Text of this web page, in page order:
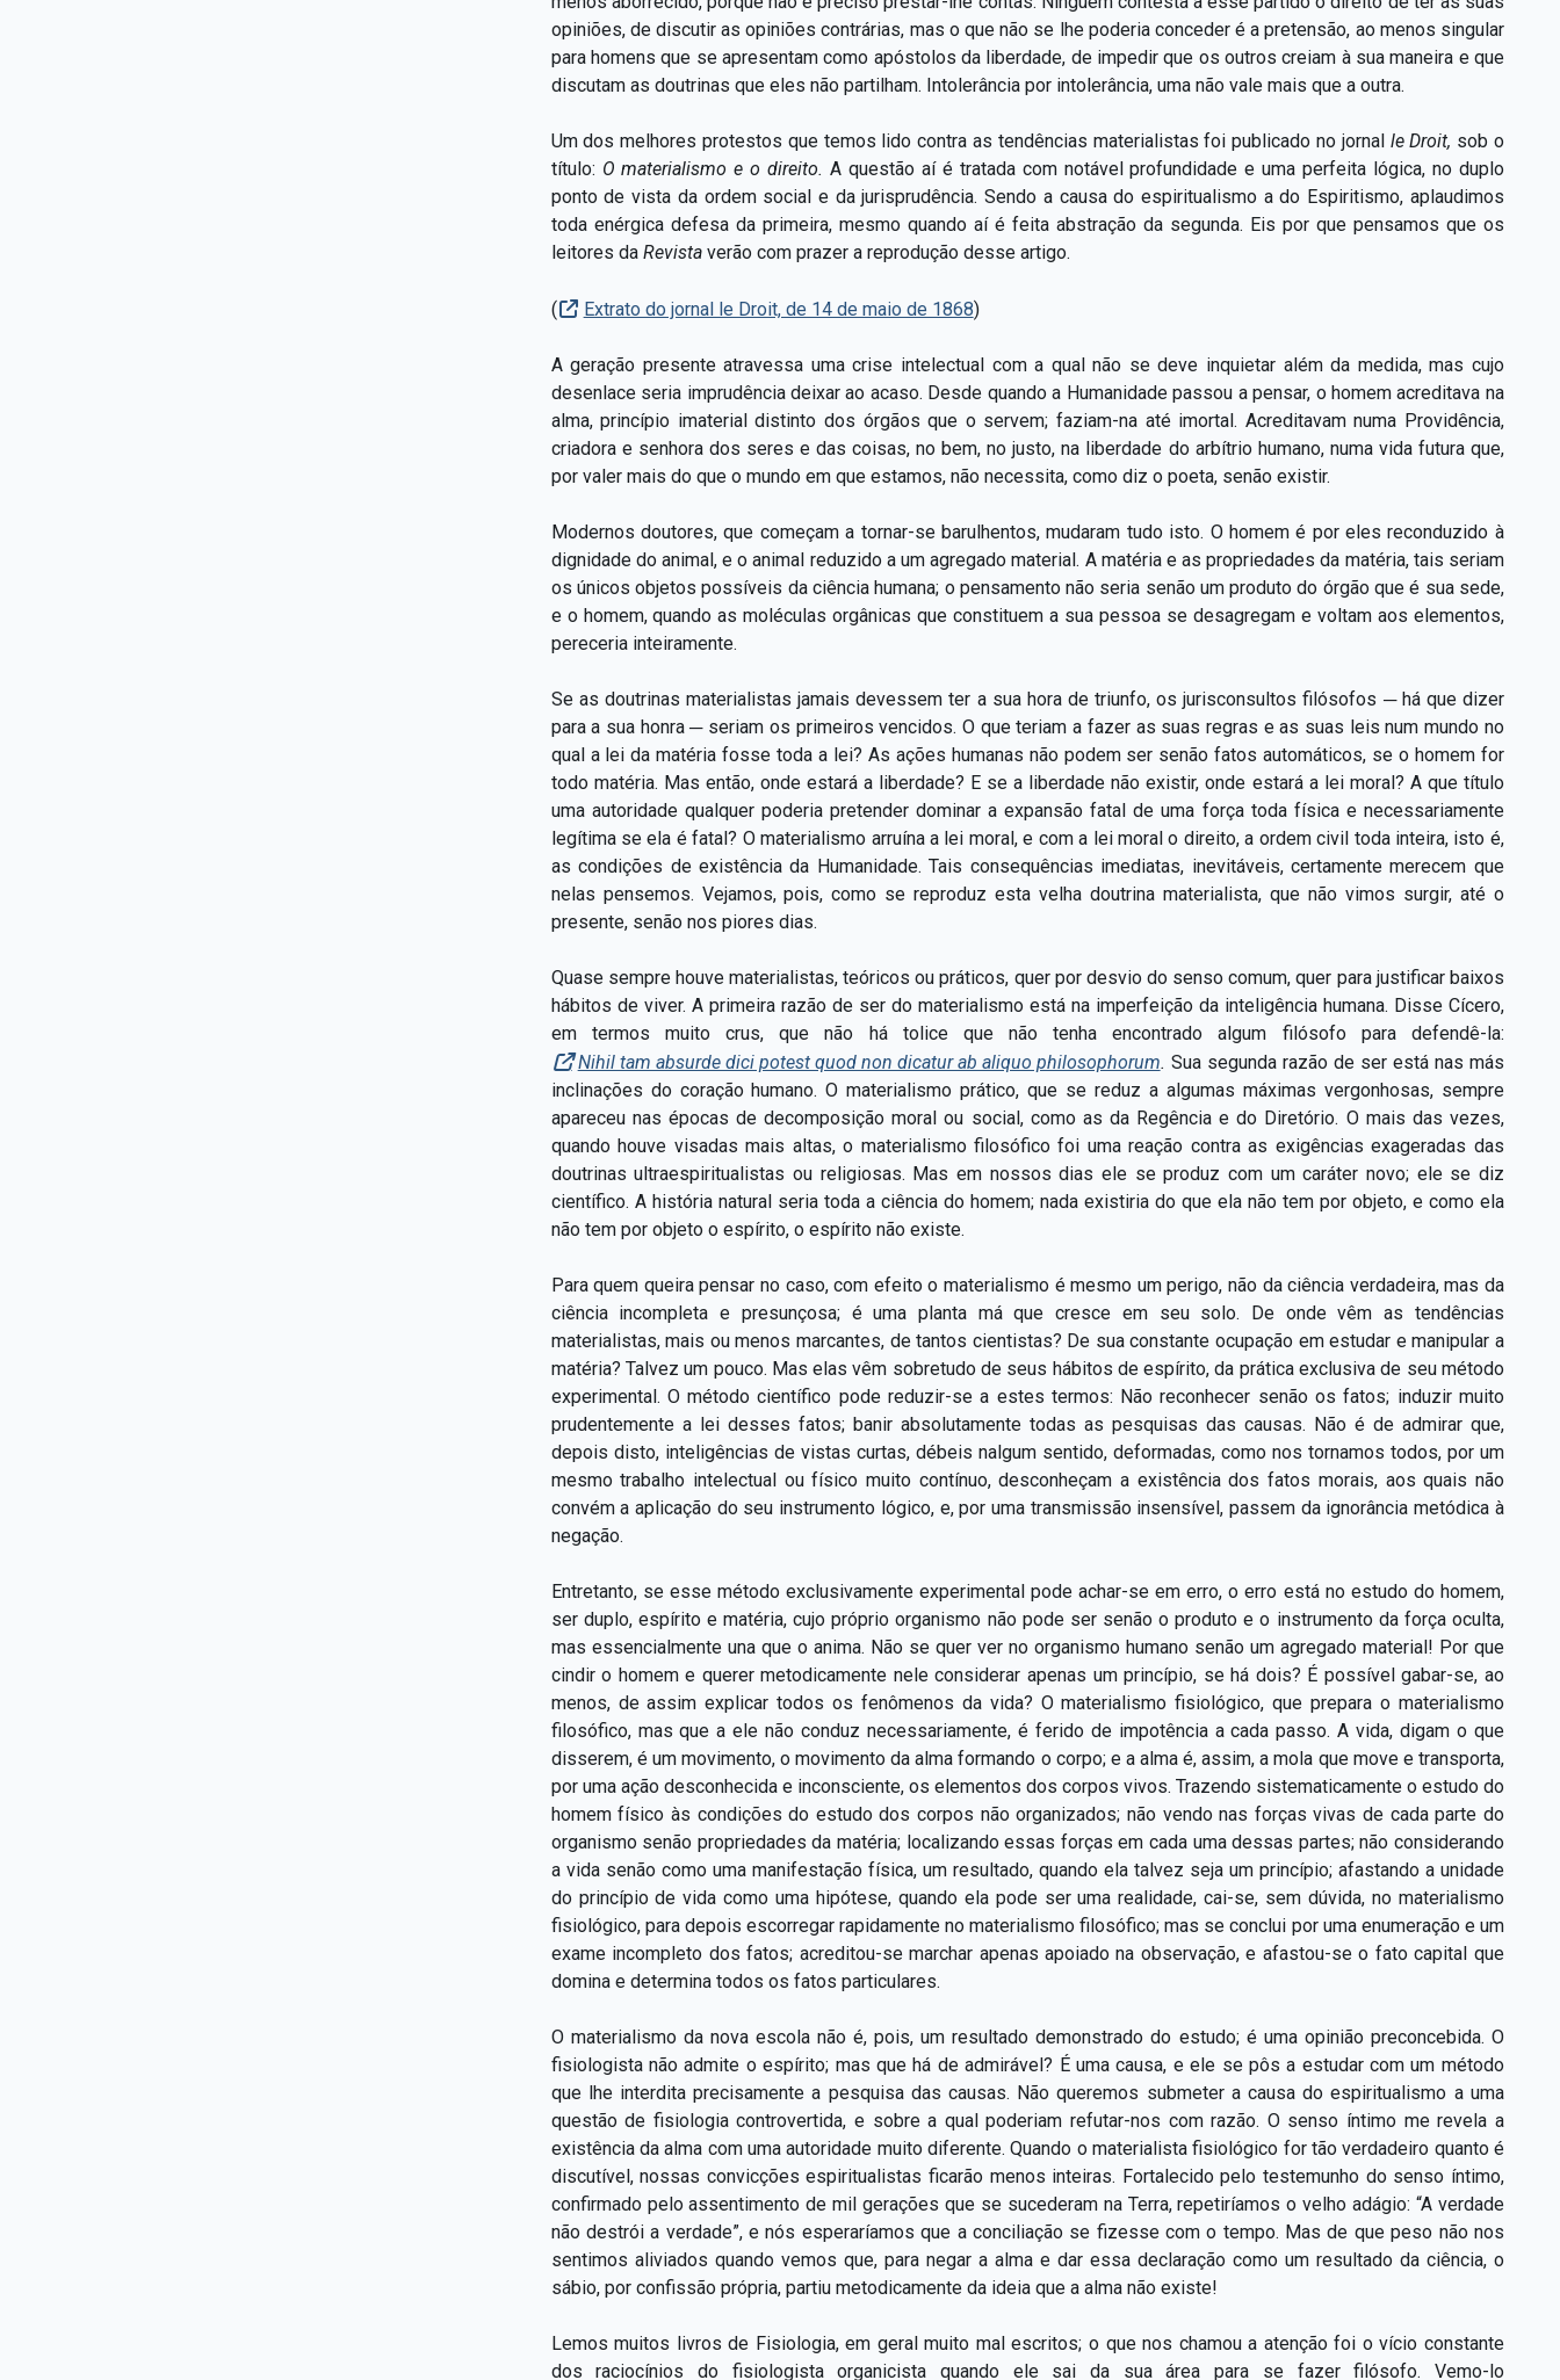
opiniões, de discutir as opiniões contrárias, mas o que não se lhe poderia conceder é a pretensão, ao menos singular
para homens que se apresentam como apóstolos da liberdade, de impedir que os outros creiam à sua maneira e que
discutam as doutrinas que eles não partilham. Intolerância por intolerância, uma não vale mais que a outra.
Um dos melhores protestos que temos lido contra as tendências materialistas foi publicado no jornal le Droit, sob o
título: O materialismo e o direito.A questão aí é tratada com notável profundidade e uma perfeita lógica, no duplo
ponto de vista da ordem social e da jurisprudência. Sendo a causa do espiritualismo a do Espiritismo, aplaudimos
toda enérgica defesa da primeira, mesmo quando aí é feita abstração da segunda. Eis por que pensamos que os
leitores da Revista verão com prazer a reprodução desse artigo.
( Extrato do jornal le Droit, de 14 de maio de 1868)
A geração presente atravessa uma crise intelectual com a qual não se deve inquietar além da medida, mas cujo
desenlace seria imprudência deixar ao acaso. Desde quando a Humanidade passou a pensar, o homem acreditava na
alma, princípio imaterial distinto dos órgãos que o servem; faziam-na até imortal. Acreditavam numa Providência,
criadora e senhora dos seres e das coisas, no bem, no justo, na liberdade do arbítrio humano, numa vida futura que,
por valer mais do que o mundo em que estamos, não necessita, como diz o poeta, senão existir.
Modernos doutores, que começam a tornar-se barulhentos, mudaram tudo isto. O homem é por eles reconduzido à
dignidade do animal, e o animal reduzido a um agregado material. A matéria e as propriedades da matéria, tais seriam
os únicos objetos possíveis da ciência humana; o pensamento não seria senão um produto do órgão que é sua sede,
e o homem, quando as moléculas orgânicas que constituem a sua pessoa se desagregam e voltam aos elementos,
pereceria inteiramente.
Se as doutrinas materialistas jamais devessem ter a sua hora de triunfo, os jurisconsultos filósofos ─ há que dizer
para a sua honra ─ seriam os primeiros vencidos. O que teriam a fazer as suas regras e as suas leis num mundo no
qual a lei da matéria fosse toda a lei? As ações humanas não podem ser senão fatos automáticos, se o homem for
todo matéria. Mas então, onde estará a liberdade? E se a liberdade não existir, onde estará a lei moral? A que título
uma autoridade qualquer poderia pretender dominar a expansão fatal de uma força toda física e necessariamente
legítima se ela é fatal? O materialismo arruína a lei moral, e com a lei moral o direito, a ordem civil toda inteira, isto é,
as condições de existência da Humanidade. Tais consequências imediatas, inevitáveis, certamente merecem que
nelas pensemos. Vejamos, pois, como se reproduz esta velha doutrina materialista, que não vimos surgir, até o
presente, senão nos piores dias.
Quase sempre houve materialistas, teóricos ou práticos, quer por desvio do senso comum, quer para justificar baixos
hábitos de viver. A primeira razão de ser do materialismo está na imperfeição da inteligência humana. Disse Cícero,
em termos muito crus, que não há tolice que não tenha encontrado algum filósofo para defendê-la:
Nihil tam absurde dici potest quod non dicatur ab aliquo philosophorum. Sua segunda razão de ser está nas más
inclinações do coração humano. O materialismo prático, que se reduz a algumas máximas vergonhosas, sempre
apareceu nas épocas de decomposição moral ou social, como as da Regência e do Diretório. O mais das vezes,
quando houve visadas mais altas, o materialismo filosófico foi uma reação contra as exigências exageradas das
doutrinas ultraespiritualistas ou religiosas. Mas em nossos dias ele se produz com um caráter novo; ele se diz
científico. A história natural seria toda a ciência do homem; nada existiria do que ela não tem por objeto, e como ela
não tem por objeto o espírito, o espírito não existe.
Para quem queira pensar no caso, com efeito o materialismo é mesmo um perigo, não da ciência verdadeira, mas da
ciência incompleta e presunçosa; é uma planta má que cresce em seu solo. De onde vêm as tendências
materialistas, mais ou menos marcantes, de tantos cientistas? De sua constante ocupação em estudar e manipular a
matéria? Talvez um pouco. Mas elas vêm sobretudo de seus hábitos de espírito, da prática exclusiva de seu método
experimental. O método científico pode reduzir-se a estes termos: Não reconhecer senão os fatos; induzir muito
prudentemente a lei desses fatos; banir absolutamente todas as pesquisas das causas. Não é de admirar que,
depois disto, inteligências de vistas curtas, débeis nalgum sentido, deformadas, como nos tornamos todos, por um
mesmo trabalho intelectual ou físico muito contínuo, desconheçam a existência dos fatos morais, aos quais não
convém a aplicação do seu instrumento lógico, e, por uma transmissão insensível, passem da ignorância metódica à
negação.
Entretanto, se esse método exclusivamente experimental pode achar-se em erro, o erro está no estudo do homem,
ser duplo, espírito e matéria, cujo próprio organismo não pode ser senão o produto e o instrumento da força oculta,
mas essencialmente una que o anima. Não se quer ver no organismo humano senão um agregado material! Por que
cindir o homem e querer metodicamente nele considerar apenas um princípio, se há dois? É possível gabar-se, ao
menos, de assim explicar todos os fenômenos da vida? O materialismo fisiológico, que prepara o materialismo
filosófico, mas que a ele não conduz necessariamente, é ferido de impotência a cada passo. A vida, digam o que
disserem, é um movimento, o movimento da alma formando o corpo; e a alma é, assim, a mola que move e transporta,
por uma ação desconhecida e inconsciente, os elementos dos corpos vivos. Trazendo sistematicamente o estudo do
homem físico às condições do estudo dos corpos não organizados; não vendo nas forças vivas de cada parte do
organismo senão propriedades da matéria; localizando essas forças em cada uma dessas partes; não considerando
a vida senão como uma manifestação física, um resultado, quando ela talvez seja um princípio; afastando a unidade
do princípio de vida como uma hipótese, quando ela pode ser uma realidade, cai-se, sem dúvida, no materialismo
fisiológico, para depois escorregar rapidamente no materialismo filosófico; mas se conclui por uma enumeração e um
exame incompleto dos fatos; acreditou-se marchar apenas apoiado na observação, e afastou-se o fato capital que
domina e determina todos os fatos particulares.
O materialismo da nova escola não é, pois, um resultado demonstrado do estudo; é uma opinião preconcebida. O
fisiologista não admite o espírito; mas que há de admirável? É uma causa, e ele se pôs a estudar com um método
que lhe interdita precisamente a pesquisa das causas. Não queremos submeter a causa do espiritualismo a uma
questão de fisiologia controvertida, e sobre a qual poderiam refutar-nos com razão. O senso íntimo me revela a
existência da alma com uma autoridade muito diferente. Quando o materialista fisiológico for tão verdadeiro quanto é
discutível, nossas convicções espiritualistas ficarão menos inteiras. Fortalecido pelo testemunho do senso íntimo,
confirmado pelo assentimento de mil gerações que se sucederam na Terra, repetiríamos o velho adágio: “A verdade
não destrói a verdade”, e nós esperaríamos que a conciliação se fizesse com o tempo. Mas de que peso não nos
sentimos aliviados quando vemos que, para negar a alma e dar essa declaração como um resultado da ciência, o
sábio, por confissão própria, partiu metodicamente da ideia que a alma não existe!
Lemos muitos livros de Fisiologia, em geral muito mal escritos; o que nos chamou a atenção foi o vício constante
dos raciocínios do fisiologista organicista quando ele sai da sua área para se fazer filósofo. Vemo-lo